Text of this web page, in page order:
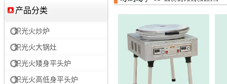
产品分类
炽光火炒炉
炽光火大锅灶
炽光火矮身平头炉
炽光火高低身平头炉